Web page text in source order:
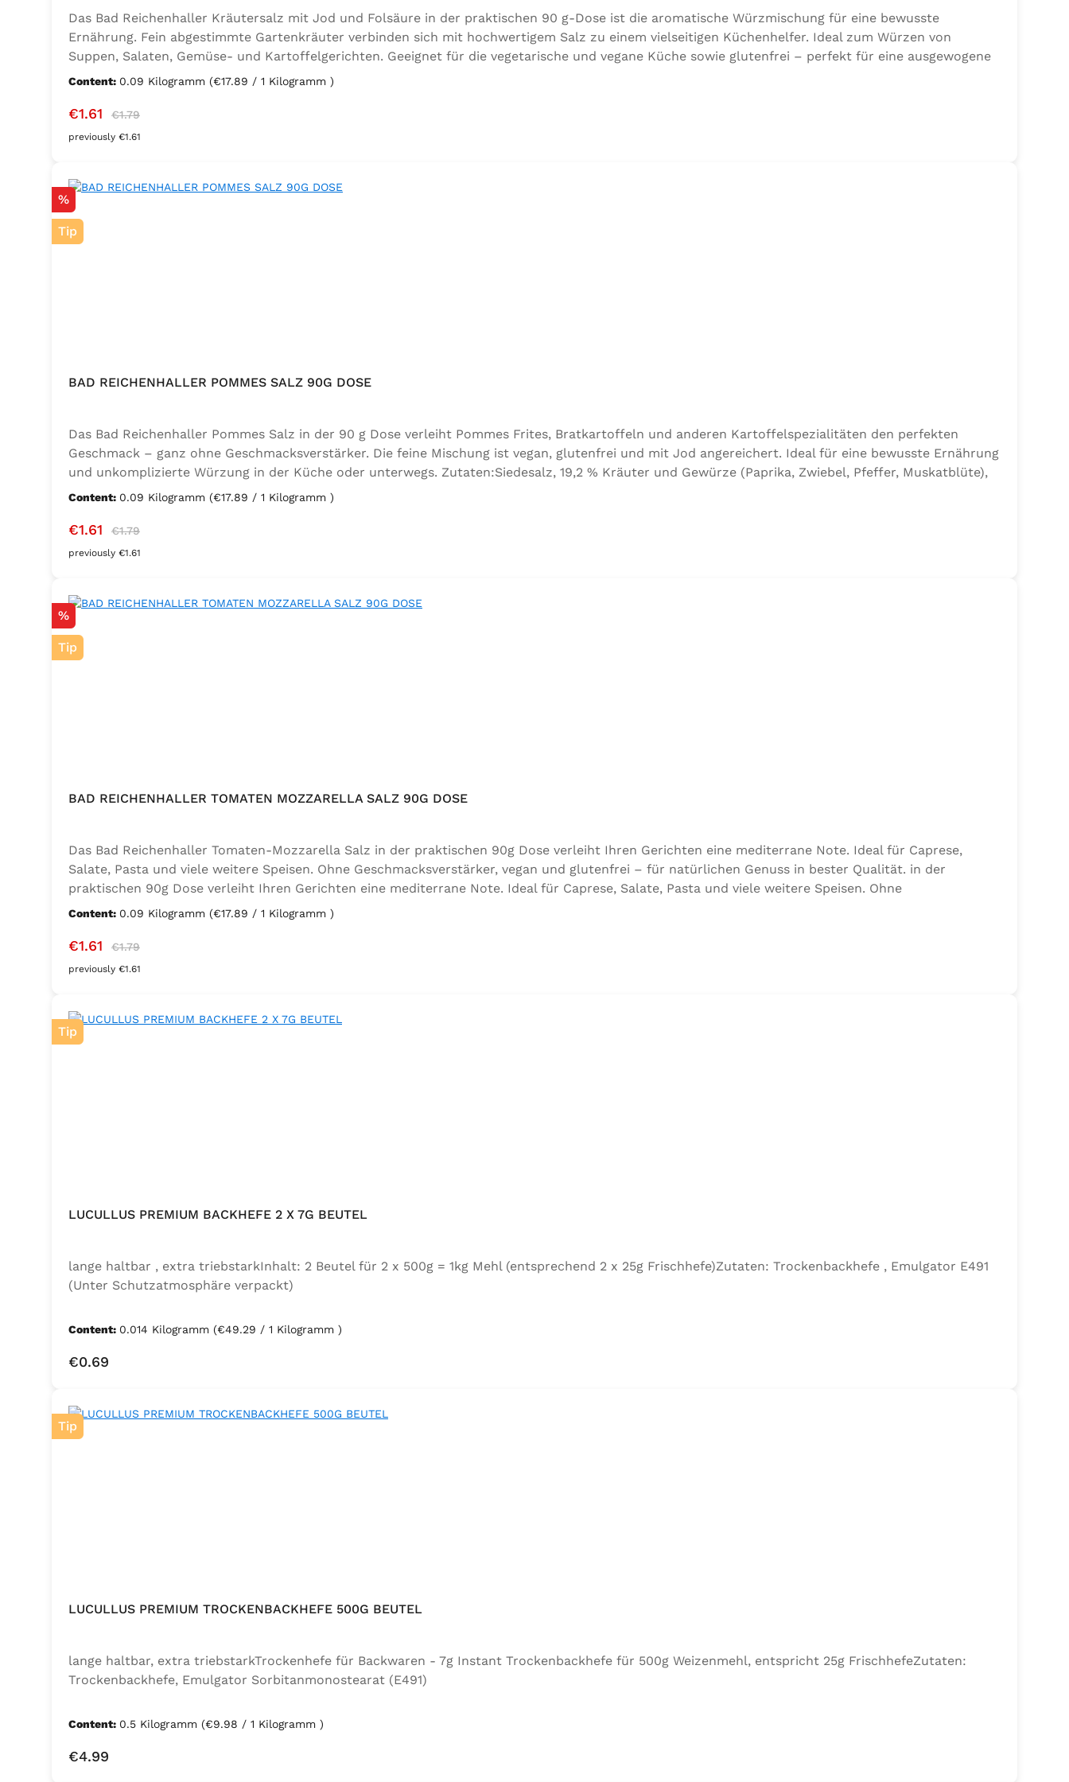
Das Bad Reichenhaller Kräutersalz mit Jod und Folsäure in der praktischen 90 g-Dose ist die aromatische Würzmischung für eine bewusste
Ernährung. Fein abgestimmte Gartenkräuter verbinden sich mit hochwertigem Salz zu einem vielseitigen Küchenhelfer. Ideal zum Würzen von
Suppen, Salaten, Gemüse- und Kartoffelgerichten. Geeignet für die vegetarische und vegane Küche sowie glutenfrei – perfekt für eine ausgewogene
Ernährung mit zusätzlichem Jod und Folsäure. Zutaten:Siedesalz, 17,5 % Kräuter und Gewürze (Petersilie, Sellerie, Zwiebel, Basilikum, Dill, Majoran,
Content: 0.09 Kilogramm (€17.89 / 1 Kilogramm )
Sale price:
€1.61 Regular price:
€1.79
previously €1.61
Discount
%
Tip
BAD REICHENHALLER POMMES SALZ 90G DOSE
Das Bad Reichenhaller Pommes Salz in der 90 g Dose verleiht Pommes Frites, Bratkartoffeln und anderen Kartoffelspezialitäten den perfekten
Geschmack – ganz ohne Geschmacksverstärker. Die feine Mischung ist vegan, glutenfrei und mit Jod angereichert. Ideal für eine bewusste Ernährung
und unkomplizierte Würzung in der Küche oder unterwegs. Zutaten:Siedesalz, 19,2 % Kräuter und Gewürze (Paprika, Zwiebel, Pfeffer, Muskatblüte),
Trennmittel Calciumsalze der Speisefettsäuren, Folsäure, Kaliumjodat.Kann Spuren von Sellerie enthalten.
Content: 0.09 Kilogramm (€17.89 / 1 Kilogramm )
Sale price:
€1.61 Regular price:
€1.79
previously €1.61
Discount
%
Tip
BAD REICHENHALLER TOMATEN MOZZARELLA SALZ 90G DOSE
Das Bad Reichenhaller Tomaten-Mozzarella Salz in der praktischen 90g Dose verleiht Ihren Gerichten eine mediterrane Note. Ideal für Caprese,
Salate, Pasta und viele weitere Speisen. Ohne Geschmacksverstärker, vegan und glutenfrei – für natürlichen Genuss in bester Qualität. in der
praktischen 90g Dose verleiht Ihren Gerichten eine mediterrane Note. Ideal für Caprese, Salate, Pasta und viele weitere Speisen. Ohne
Geschmacksverstärker, vegan und glutenfrei – für natürlichen Genuss in bester Qualität. Zutaten:Siedesalz, 17,7% Kräuter (Basilikum 10,6%, Oregano,
Content: 0.09 Kilogramm (€17.89 / 1 Kilogramm )
Sale price:
€1.61 Regular price:
€1.79
previously €1.61
Tip
LUCULLUS PREMIUM BACKHEFE 2 X 7G BEUTEL
lange haltbar , extra triebstarkInhalt: 2 Beutel für 2 x 500g = 1kg Mehl (entsprechend 2 x 25g Frischhefe)Zutaten: Trockenbackhefe , Emulgator E491
(Unter Schutzatmosphäre verpackt)
Content: 0.014 Kilogramm (€49.29 / 1 Kilogramm )
Regular price:
€0.69
Tip
LUCULLUS PREMIUM TROCKENBACKHEFE 500G BEUTEL
lange haltbar, extra triebstarkTrockenhefe für Backwaren - 7g Instant Trockenbackhefe für 500g Weizenmehl, entspricht 25g FrischhefeZutaten:
Trockenbackhefe, Emulgator Sorbitanmonostearat (E491)
Content: 0.5 Kilogramm (€9.98 / 1 Kilogramm )
Regular price:
€4.99